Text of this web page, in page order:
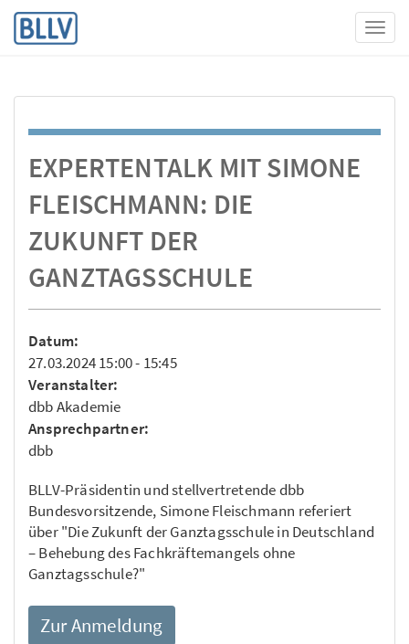
EXPERTENTALK MIT SIMONE
FLEISCHMANN: DIE
ZUKUNFT DER
GANZTAGSSCHULE
Datum:
27.03.2024 15:00 - 15:45
Veranstalter:
dbb Akademie
Ansprechpartner:
dbb
BLLV-Präsidentin und stellvertretende dbb
Bundesvorsitzende, Simone Fleischmann referiert
über "Die Zukunft der Ganztagsschule in Deutschland
– Behebung des Fachkräftemangels ohne
Ganztagsschule?"
Zur Anmeldung